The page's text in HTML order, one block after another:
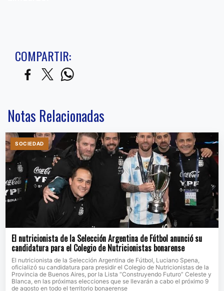
COMPARTIR:
Notas Relacionadas
SOCIEDAD
El nutricionista de la Selección Argentina de Fútbol anunció su
candidatura para el Colegio de Nutricionistas bonarense
El nutricionista de la Selección Argentina de Fútbol, Luciano Spena,
oficializó su candidatura para presidir el Colegio de Nutricionistas de la
Provincia de Buenos Aires, por la Lista “Construyendo Futuro” Celeste y
Blanca, en las próximas elecciones que se llevarán a cabo el próximo 9
de agosto en todo el territorio bonaerense